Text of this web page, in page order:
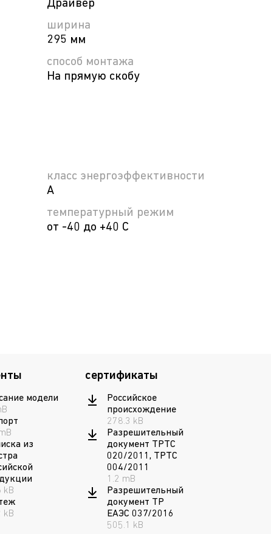
Драйвер
ширина
295 мм
способ монтажа
На прямую скобу
класс энергоэффективности
A
температурный режим
от -40 до +40 С
модели
из
kB
kB
сертификаты
Российское
происхождение
278.3 kB
Разрешительный
документ ТРТС
020/2011, ТРТС
004/2011
1.2 mB
Разрешительный
документ ТР
ЕАЭС 037/2016
505.1 kB